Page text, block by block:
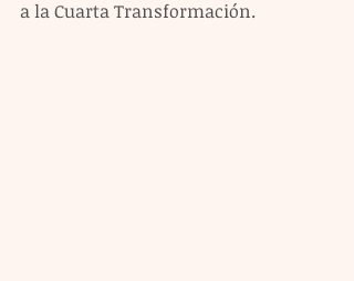
a la Cuarta Transformación.